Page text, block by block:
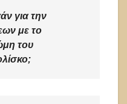
για την
με το
του